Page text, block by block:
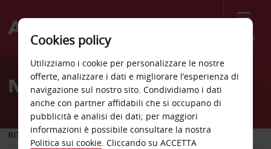
Menù
Welcome
AvisNoleggio auto Oyonnax
RITIRO DA
Cookies policy
Utilizziamo i cookie per personalizzare le nostre
offerte, analizzare i dati e migliorare l’esperienza di
navigazione sul nostro sito. Condividiamo i dati
anche con partner affidabili che si occupano di
pubblicità e analisi dei dati; per maggiori
informazioni è possibile consultare la nostra
Politica sui cookie. Cliccando su ACCETTA